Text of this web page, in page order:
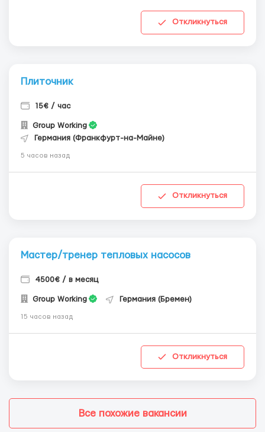
Откликнуться
Плиточник
15€ / час
Group Working
Германия (Франкфурт-на-Майне)
5 часов назад
Откликнуться
Мастер/тренер тепловых насосов
4500€ / в месяц
Group Working Германия (Бремен)
15 часов назад
Откликнуться
Все похожие вакансии